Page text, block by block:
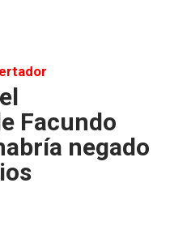
Facundo
negado